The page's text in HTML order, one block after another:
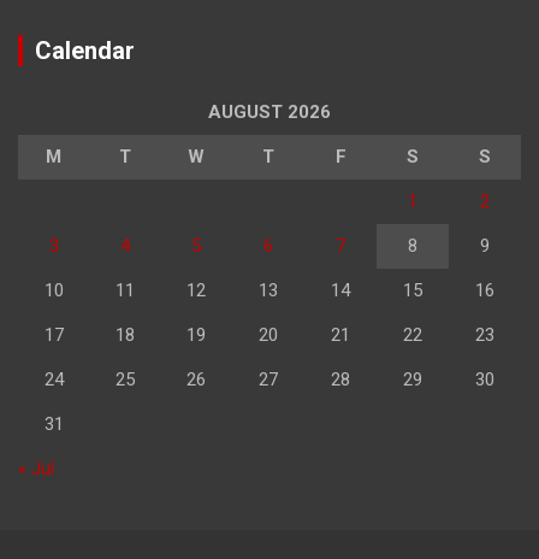
Calendar
AUGUST 2026
M T W T F S S
1 2
3 4 5 6 7 8 9
10 11 12 13 14 15 16
17 18 19 20 21 22 23
24 25 26 27 28 29 30
31
« Jul